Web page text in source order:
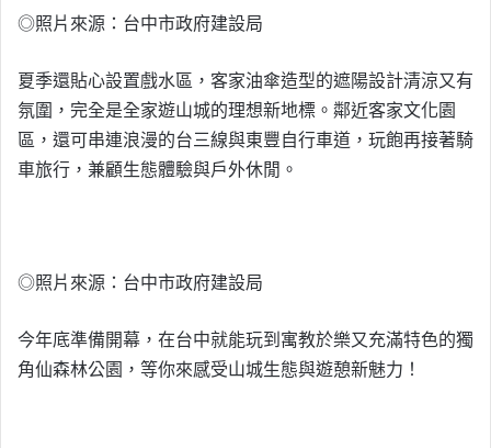
◎照片來源：台中市政府建設局
夏季還貼心設置戲水區，客家油傘造型的遮陽設計清涼又有
氛圍，完全是全家遊山城的理想新地標。鄰近客家文化園
區，還可串連浪漫的台三線與東豐自行車道，玩飽再接著騎
車旅行，兼顧生態體驗與戶外休閒。
◎照片來源：台中市政府建設局
今年底準備開幕，在台中就能玩到寓教於樂又充滿特色的獨
角仙森林公園，等你來感受山城生態與遊憩新魅力！